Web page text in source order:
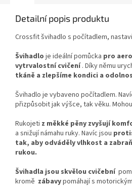
Detailní popis produktu
Crossfit švihadlo s počítadlem,
Švihadlo je ideální pomůcka pro
vytrvalostní cvičení. Díky němu
tkáně a zlepšíme kondici a
Švihadlo je vybaveno počítadlem.
přizpůsobit jak výšce, tak věku.
Rukojeti z měkké pěny zvyšují
a snižují námahu ruky. Navíc jsou
tak, aby odváděly vlhkost a
rukou.
Švihadla jsou skvělou cvičební
kromě zábavypomáhají s